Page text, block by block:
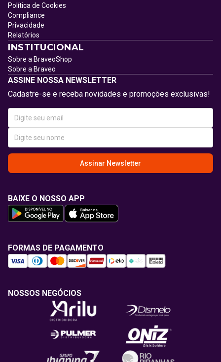
Política de Cookies
Compliance
Privacidade
Relatórios
INSTITUCIONAL
Sobre a BraveoShop
Sobre a Braveo
ASSINE NOSSA NEWSLETTER
Cadastre-se e receba novidades e promoções exclusivas!
Assinar Newsletter
BAIXE O NOSSO APP
FORMAS DE PAGAMENTO
NOSSOS NEGÓCIOS